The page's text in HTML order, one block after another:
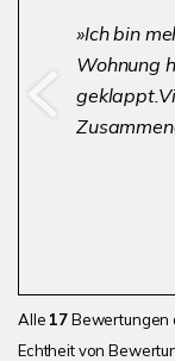
Ich bin
Wohnung
Alle 17Bewertungen
Echtheit von